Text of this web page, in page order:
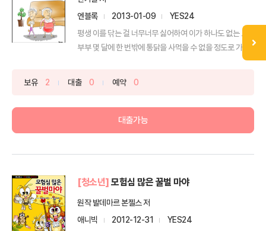
엔블록
2013-01-09
YES24
평생 이를 닦는 걸 너무너무 싫어하여 이가 하나도 없는 노
부부 몇 달에 한 번밖에 통닭을 사먹을 수 없을 정도로 가난...
보유 2 대출 0 예약 0
대출가능
[청소년] 모험심 많은 꿀벌 마야
원작 발데마르 본젤스 저
애니빅
2012-12-31
YES24